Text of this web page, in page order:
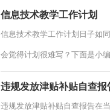
信息技术教学工作计划
信息技术教学工作计划日子如
会觉得计划很难写？下面是小
违规发放津贴补贴自查报
违规发放津贴补贴自查报告在